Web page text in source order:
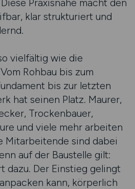
Praxisnähe macht den
klar strukturiert und
vielfältig wie die
Rohbau bis zum
bis zur letzten
hat seinen Platz. Maurer,
Trockenbauer,
und viele mehr arbeiten
Mitarbeitende sind dabei
auf der Baustelle gilt:
dazu. Der Einstieg gelingt
kann, körperlich